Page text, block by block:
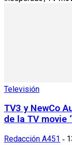
Televisión
TV3 y NewCo
de la TV movie
Redacción A451 -